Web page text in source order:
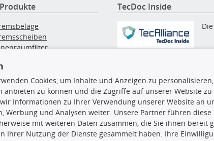
TecDoc Inside
unterlassen, die Daten
gesamte Datenbank ohne
Zustimmung TecDocs zu
vervielfältigen, zu
und/oder diese
Dritte ausführen zu lassen.
Cookies, um Inhalte und Anzeigen zu
anbieten zu können und die Zugriffe auf unserer Website
Informationen zu Ihrer Verwendung unserer Website an
Werbung und Analysen weiter. Unsere Partner führen
mit weiteren Daten zusammen, die Sie ihnen bereit
Ihrer Nutzung der Dienste gesammelt haben. Ihre